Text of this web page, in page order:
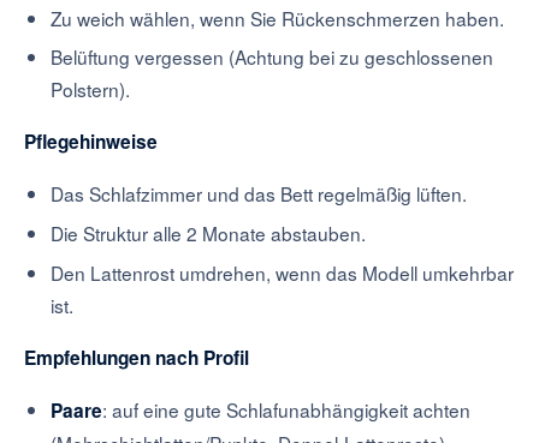
Zu weich wählen, wenn Sie Rückenschmerzen haben.
Belüftung vergessen (Achtung bei zu geschlossenen
Polstern).
Pflegehinweise
Das Schlafzimmer und das Bett regelmäßig lüften.
Die Struktur alle 2 Monate abstauben.
Den Lattenrost umdrehen, wenn das Modell umkehrbar
ist.
Empfehlungen nach Profil
Paare: auf eine gute Schlafunabhängigkeit achten